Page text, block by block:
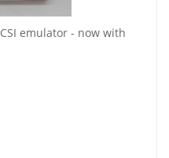
emulator - now with